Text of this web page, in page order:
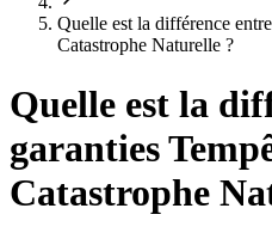
Quelle est la différence
Catastrophe Naturelle ?
Quelle est la
garanties
Catastrophe